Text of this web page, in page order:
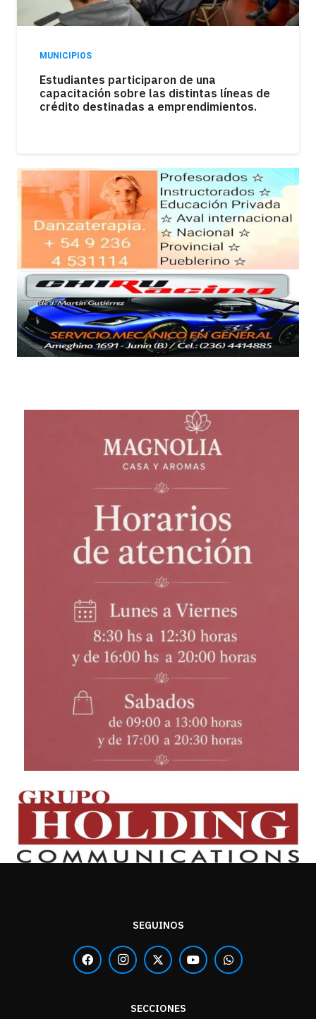
MUNICIPIOS
Los kioscos atraviesan una fuerte caída en
las ventas como consecuencia de la
SEGUINOS
SECCIONES